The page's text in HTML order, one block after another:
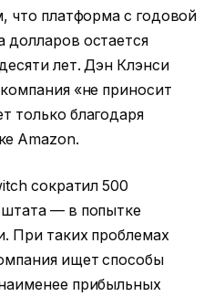
что платформа с годовой
долларов остается
лет. Дэн Клэнси
«не приносит
только благодаря
Amazon.
сократил 500
— в попытке
При таких проблемах
ищет способы
прибыльных